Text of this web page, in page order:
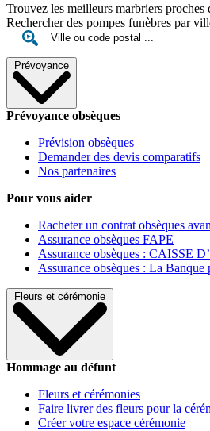
Trouvez les meilleurs marbriers proches
Rechercher des pompes funèbres par
Prévoyance
Prévoyance obsèques
Prévision obsèques
Demander des devis comparatifs
Nos partenaires
Pour vous aider
Racheter un contrat obsèques
Assurance obsèques FAPE
Assurance obsèques : CAISSE
Assurance obsèques : La Banque
Fleurs et cérémonie
Hommage au défunt
Fleurs et cérémonies
Faire livrer des fleurs pour la
Créer votre espace cérémonie